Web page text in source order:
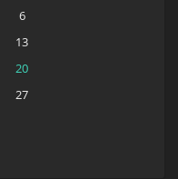
6
13
20
27